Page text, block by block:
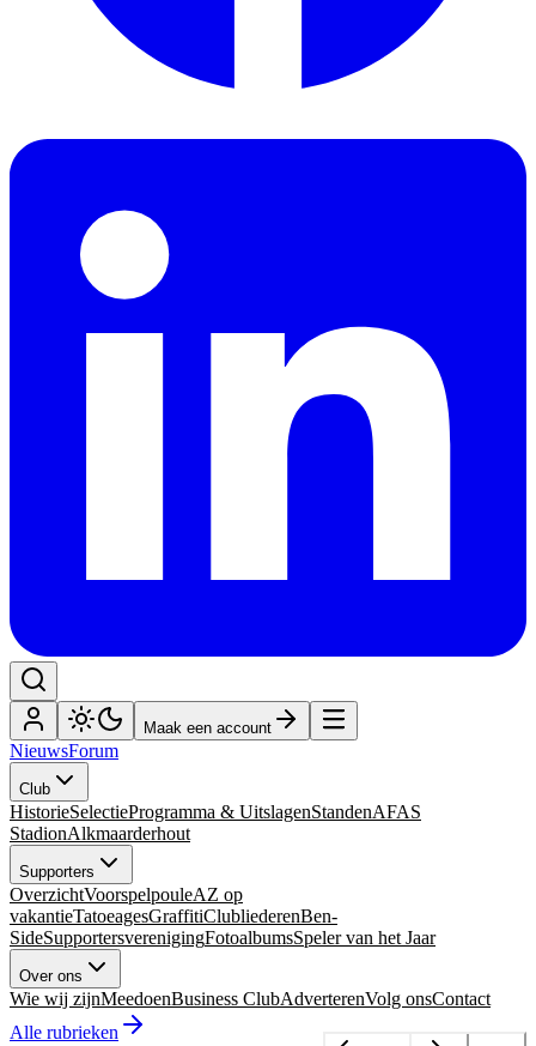
Maak een account
NieuwsForum
Club
HistorieSelectieProgramma & UitslagenStandenAFAS
StadionAlkmaarderhout
Supporters
OverzichtVoorspelpouleAZ op
vakantieTatoeagesGraffitiClubliederenBen-
SideSupportersverenigingFotoalbumsSpeler van het Jaar
Over ons
Wie wij zijnMeedoenBusiness ClubAdverterenVolg onsContact
Alle rubrieken